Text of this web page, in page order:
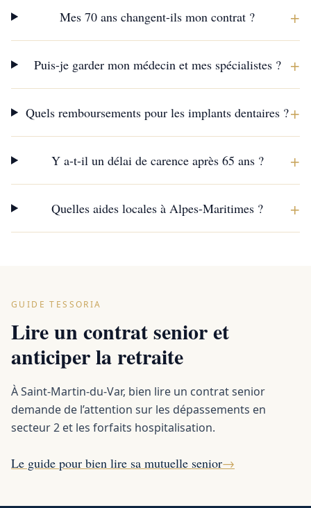
Mes 70 ans changent-ils mon contrat ? +
Puis-je garder mon médecin et mes spécialistes ? +
Quels remboursements pour les implants dentaires ?+
Y a-t-il un délai de carence après 65 ans ? +
Quelles aides locales à Alpes-Maritimes ? +
GUIDE TESSORIA
Lire un contrat senior et
anticiper la retraite
À Saint-Martin-du-Var, bien lire un contrat senior
demande de l’attention sur les dépassements en
secteur 2 et les forfaits hospitalisation.
Le guide pour bien lire sa mutuelle senior→